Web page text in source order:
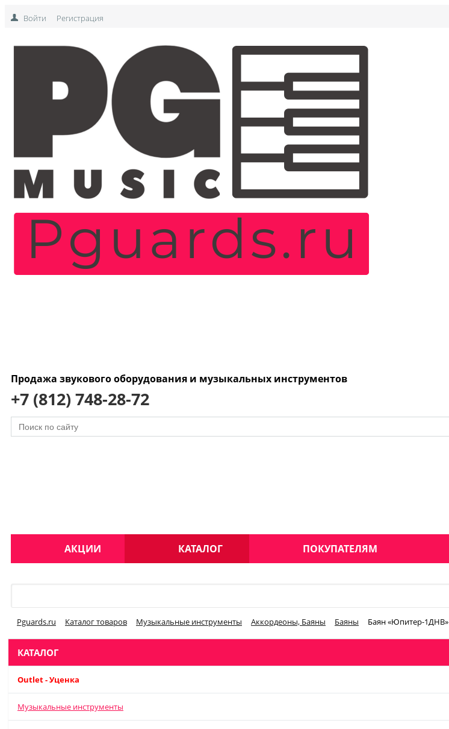
Войти Регистрация
Продажа звукового оборудования и музыкальных инструментов
+7 (812) 748-28-72
АКЦИИ КАТАЛОГ ПОКУПАТЕЛЯМ
Pguards.ru Каталог товаров Музыкальные инструменты Аккордеоны, Баяны Баяны Баян «Юпитер-1ДНВ»
КАТАЛОГ
Outlet - Уценка
Музыкальные инструменты